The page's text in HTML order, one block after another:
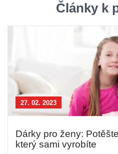
Články k
27. 02. 2023
Dárky pro ženy:
který sami vyrobíte